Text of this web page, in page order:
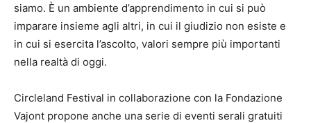
siamo. È un ambiente d’apprendimento in cui si può
imparare insieme agli altri, in cui il giudizio non esiste e
in cui si esercita l’ascolto, valori sempre più importanti
nella realtà di oggi.
Circleland Festival in collaborazione con la Fondazione
Vajont propone anche una serie di eventi serali gratuiti